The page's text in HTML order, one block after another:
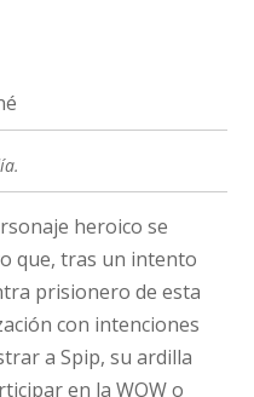
heroico se
que, tras un intento
prisionero de esta
con intenciones
a Spip, su ardilla
en la WOW o